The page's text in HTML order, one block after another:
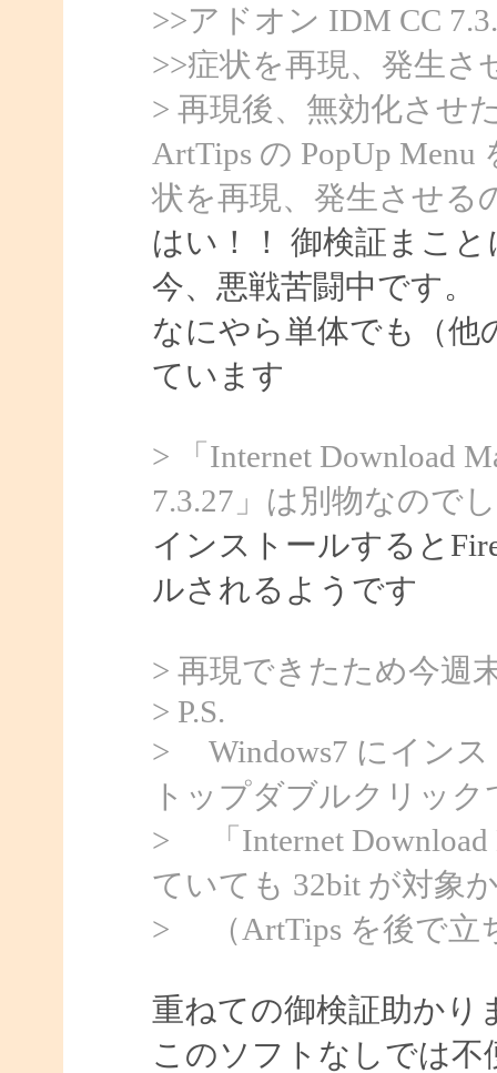
>>アドオン IDM CC
>>症状を再現、発生
> 再現後、無効化させ
ArtTips の PopUp
状を再現、発生させる
はい！！ 御検証まこ
今、悪戦苦闘中です。
なにやら単体でも（他
ています
> 「Internet Download
7.3.27」は別物なので
インストールすると
ルされるようです
> 再現できたため今週
> P.S.
> Windows7 にインス
トップダブルクリッ
> 「Internet Download
ていても 32bit が対象
> （ArtTips を後で立
重ねての御検証助かり
このソフトなしでは不